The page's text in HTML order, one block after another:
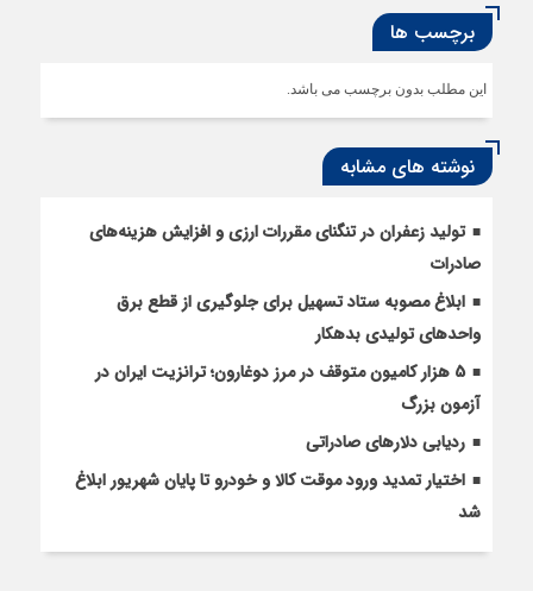
برچسب ها
این مطلب بدون برچسب می باشد.
نوشته های مشابه
تولید زعفران در تنگنای مقررات ارزی و افزایش هزینه‌های
صادرات
ابلاغ مصوبه ستاد تسهیل برای جلوگیری از قطع برق
واحدهای تولیدی بدهکار
5 هزار کامیون متوقف در مرز دوغارون؛ ترانزیت ایران در
آزمون بزرگ
ردیابی دلارهای صادراتی
اختیار تمدید ورود موقت کالا و خودرو تا پایان شهریور ابلاغ
شد